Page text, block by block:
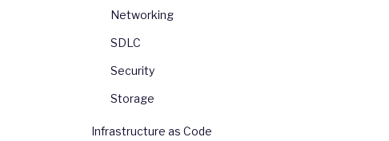
Networking
SDLC
Security
Storage
Infrastructure as Code